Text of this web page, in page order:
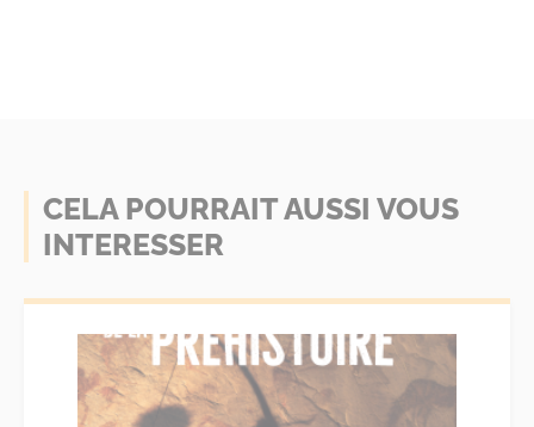
CELA POURRAIT AUSSI VOUS
INTERESSER